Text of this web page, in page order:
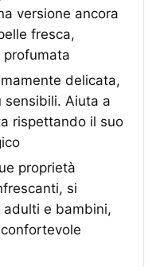
versione ancora
fresca,
profumata
delicata,
sensibili. Aiuta a
rispettando il suo
proprietà
si
e bambini,